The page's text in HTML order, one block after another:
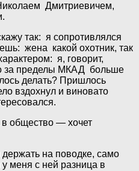
Дмитриевичем,
так: я сопротивлялся
жена какой охотник, так
я, говорит,
за пределы МКАД больше
делать? Пришлось
вздохнул и виновато
общество — хочет
на поводке, само
меня с ней разница в